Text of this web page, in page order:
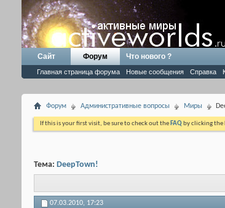
Сайт Форум
Главная страница форума Новые сообщения Справка
Что нового ?
Форум Административные вопросы Миры
If this is your first visit, be sure to check out the FAQ by clicking the
Тема: DeepTown!
07.03.2010, 17:23